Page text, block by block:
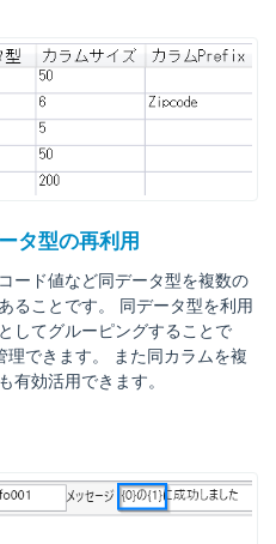
タ型の再利用
ード値など同データ型を複数の
ることです。 同データ型を利用
してグルーピングすることで
できます。 また同カラムを複
有効活用できます。